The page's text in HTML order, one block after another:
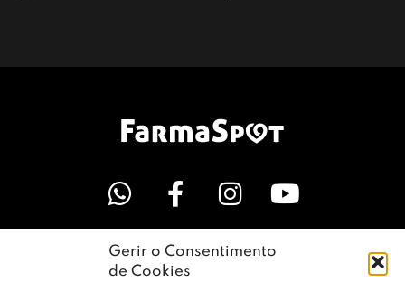
Gerir o Consentimento
de Cookies
LINKS ÚTEIS